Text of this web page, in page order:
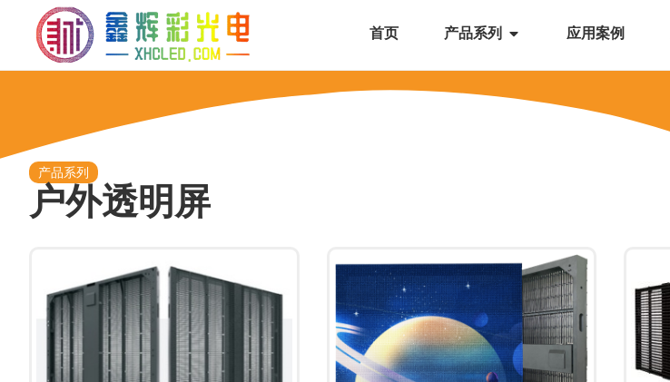
首页 产品系列 应用案例
产品系列
户外透明屏